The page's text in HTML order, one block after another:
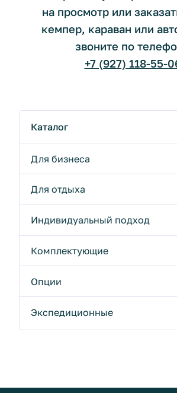
на просмотр или
кемпер, караван или
звоните по
+7 (927) 118-55-
Каталог
Для бизнеса
Для отдыха
Индивидуальный подход
Комплектующие
Опции
Экспедиционные